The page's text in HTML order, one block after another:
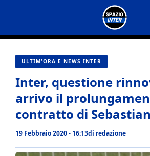
contenuto
ULTIM'ORA E NEWS INTER
Inter, questione
arrivo il
contratto di
19 Febbraio 2020 - 16:13di redazione